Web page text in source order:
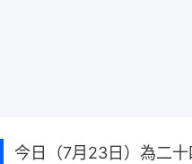
今日（7月23日）為二